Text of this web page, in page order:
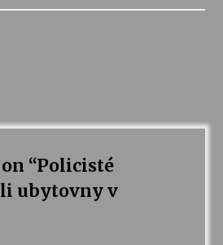
recitál Michala Novenka v Klášteře
2026
“Policisté
ubytovny v